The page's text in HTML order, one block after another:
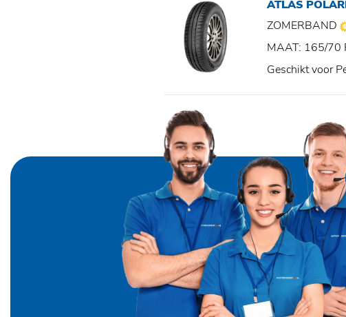
ATLAS
ZOMERBAND
MAAT: 165/70
Geschikt voor